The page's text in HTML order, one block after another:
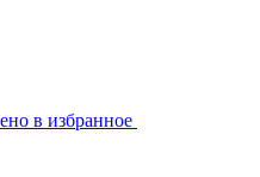
в избранное